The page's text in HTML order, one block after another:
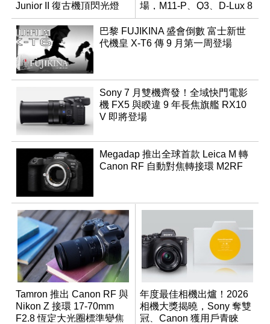
Junior II 復古機頂閃光燈
場，M11-P、Q3、D-Lux 8
領銜換裝
巴黎 FUJIKINA 盛會倒數 富士新世
代機皇 X-T6 傳 9 月第一周登場
Sony 7 月雙機齊發！全域快門電影
機 FX5 與睽違 9 年長焦旗艦 RX10
V 即將登場
Megadap 推出全球首款 Leica M 轉
Canon RF 自動對焦轉接環 M2RF
Tamron 推出 Canon RF 與
Nikon Z 接環 17-70mm
F2.8 恆定大光圈標準變焦
年度最佳相機出爐！2026
相機大獎揭曉，Sony 奪雙
冠、Canon 獲用戶青睞